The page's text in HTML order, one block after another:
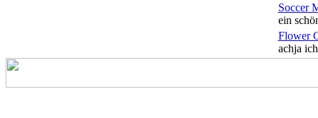
Soccer
ein
Flower
achja